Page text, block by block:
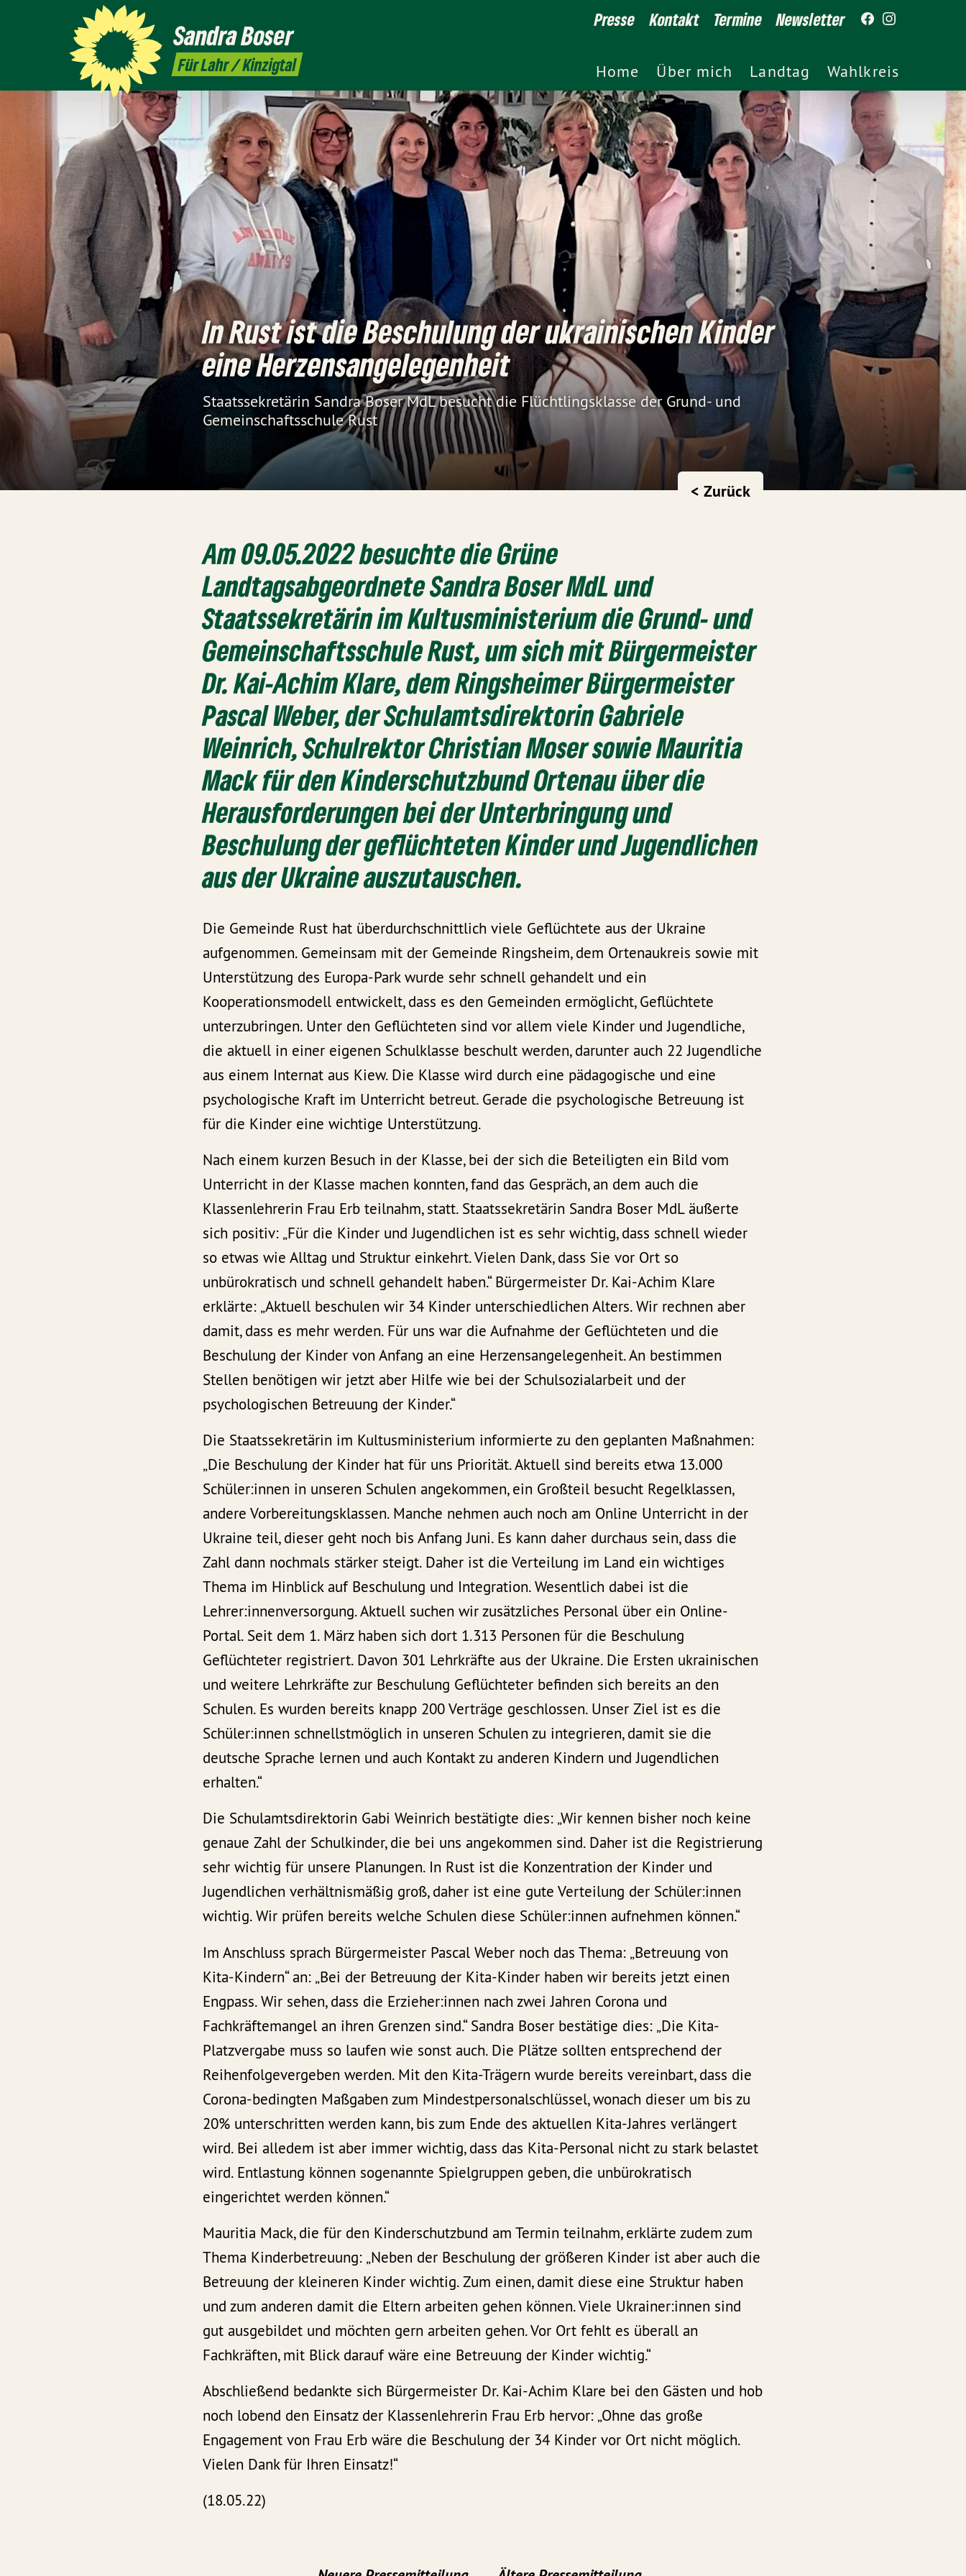
SandraBoser
Für Lahr / Kinzigtal
Presse Kontakt Termine Newsletter
Home Über mich Landtag Wahlkreis
In Rust ist die Beschulung der ukrainischen Kinder
eine Herzensangelegenheit
Staatssekretärin Sandra Boser MdL besucht die Flüchtlingsklasse der Grund- und
Gemeinschaftsschule Rust
< Zurück
Am 09.05.2022 besuchte die Grüne
Landtagsabgeordnete Sandra Boser MdL und
Staatssekretärin im Kultusministerium die Grund- und
Gemeinschaftsschule Rust, um sich mit Bürgermeister
Dr. Kai-Achim Klare, dem Ringsheimer Bürgermeister
Pascal Weber, der Schulamtsdirektorin Gabriele
Weinrich, Schulrektor Christian Moser sowie Mauritia
Mack für den Kinderschutzbund Ortenau über die
Herausforderungen bei der Unterbringung und
Beschulung der geflüchteten Kinder und Jugendlichen
aus der Ukraine auszutauschen.
Die Gemeinde Rust hat überdurchschnittlich viele Geflüchtete aus der Ukraine
aufgenommen. Gemeinsam mit der Gemeinde Ringsheim, dem Ortenaukreis sowie mit
Unterstützung des Europa-Park wurde sehr schnell gehandelt und ein
Kooperationsmodell entwickelt, dass es den Gemeinden ermöglicht, Geflüchtete
unterzubringen. Unter den Geflüchteten sind vor allem viele Kinder und Jugendliche,
die aktuell in einer eigenen Schulklasse beschult werden, darunter auch 22 Jugendliche
aus einem Internat aus Kiew. Die Klasse wird durch eine pädagogische und eine
psychologische Kraft im Unterricht betreut. Gerade die psychologische Betreuung ist
für die Kinder eine wichtige Unterstützung.
Nach einem kurzen Besuch in der Klasse, bei der sich die Beteiligten ein Bild vom
Unterricht in der Klasse machen konnten, fand das Gespräch, an dem auch die
Klassenlehrerin Frau Erb teilnahm, statt. Staatssekretärin Sandra Boser MdL äußerte
sich positiv: „Für die Kinder und Jugendlichen ist es sehr wichtig, dass schnell wieder
so etwas wie Alltag und Struktur einkehrt. Vielen Dank, dass Sie vor Ort so
unbürokratisch und schnell gehandelt haben.“ Bürgermeister Dr. Kai-Achim Klare
erklärte: „Aktuell beschulen wir 34 Kinder unterschiedlichen Alters. Wir rechnen aber
damit, dass es mehr werden. Für uns war die Aufnahme der Geflüchteten und die
Beschulung der Kinder von Anfang an eine Herzensangelegenheit. An bestimmen
Stellen benötigen wir jetzt aber Hilfe wie bei der Schulsozialarbeit und der
psychologischen Betreuung der Kinder.“
Die Staatssekretärin im Kultusministerium informierte zu den geplanten Maßnahmen:
„Die Beschulung der Kinder hat für uns Priorität. Aktuell sind bereits etwa 13.000
Schüler:innen in unseren Schulen angekommen, ein Großteil besucht Regelklassen,
andere Vorbereitungsklassen. Manche nehmen auch noch am Online Unterricht in der
Ukraine teil, dieser geht noch bis Anfang Juni. Es kann daher durchaus sein, dass die
Zahl dann nochmals stärker steigt. Daher ist die Verteilung im Land ein wichtiges
Thema im Hinblick auf Beschulung und Integration. Wesentlich dabei ist die
Lehrer:innenversorgung. Aktuell suchen wir zusätzliches Personal über ein Online-
Portal. Seit dem 1. März haben sich dort 1.313 Personen für die Beschulung
Geflüchteter registriert. Davon 301 Lehrkräfte aus der Ukraine. Die Ersten ukrainischen
und weitere Lehrkräfte zur Beschulung Geflüchteter befinden sich bereits an den
Schulen. Es wurden bereits knapp 200 Verträge geschlossen. Unser Ziel ist es die
Schüler:innen schnellstmöglich in unseren Schulen zu integrieren, damit sie die
deutsche Sprache lernen und auch Kontakt zu anderen Kindern und Jugendlichen
erhalten.“
Die Schulamtsdirektorin Gabi Weinrich bestätigte dies: „Wir kennen bisher noch keine
genaue Zahl der Schulkinder, die bei uns angekommen sind. Daher ist die Registrierung
sehr wichtig für unsere Planungen. In Rust ist die Konzentration der Kinder und
Jugendlichen verhältnismäßig groß, daher ist eine gute Verteilung der Schüler:innen
wichtig. Wir prüfen bereits welche Schulen diese Schüler:innen aufnehmen können.“
Im Anschluss sprach Bürgermeister Pascal Weber noch das Thema: „Betreuung von
Kita-Kindern“ an: „Bei der Betreuung der Kita-Kinder haben wir bereits jetzt einen
Engpass. Wir sehen, dass die Erzieher:innen nach zwei Jahren Corona und
Fachkräftemangel an ihren Grenzen sind.“ Sandra Boser bestätige dies: „Die Kita-
Platzvergabe muss so laufen wie sonst auch. Die Plätze sollten entsprechend der
Reihenfolgevergeben werden. Mit den Kita-Trägern wurde bereits vereinbart, dass die
Corona-bedingten Maßgaben zum Mindestpersonalschlüssel, wonach dieser um bis zu
20% unterschritten werden kann, bis zum Ende des aktuellen Kita-Jahres verlängert
wird. Bei alledem ist aber immer wichtig, dass das Kita-Personal nicht zu stark belastet
wird. Entlastung können sogenannte Spielgruppen geben, die unbürokratisch
eingerichtet werden können.“
Mauritia Mack, die für den Kinderschutzbund am Termin teilnahm, erklärte zudem zum
Thema Kinderbetreuung: „Neben der Beschulung der größeren Kinder ist aber auch die
Betreuung der kleineren Kinder wichtig. Zum einen, damit diese eine Struktur haben
und zum anderen damit die Eltern arbeiten gehen können. Viele Ukrainer:innen sind
gut ausgebildet und möchten gern arbeiten gehen. Vor Ort fehlt es überall an
Fachkräften, mit Blick darauf wäre eine Betreuung der Kinder wichtig.“
Abschließend bedankte sich Bürgermeister Dr. Kai-Achim Klare bei den Gästen und hob
noch lobend den Einsatz der Klassenlehrerin Frau Erb hervor: „Ohne das große
Engagement von Frau Erb wäre die Beschulung der 34 Kinder vor Ort nicht möglich.
Vielen Dank für Ihren Einsatz!“
(18.05.22)